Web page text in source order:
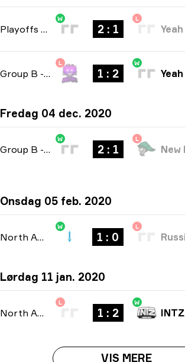
Playoffs bo3
W
2 : 1
L
Yeah
Group B - bo3
L
1 : 2
W
Yeah
Fredag 04 dec. 2020
Group B - bo3
W
2 : 1
L
Onsdag 05 feb. 2020
North America Open Qualifier 2 bo1
W
1 : 0
L
Lørdag 11 jan. 2020
North American Open Qualifier -bo3
L
1 : 2
W
INTZ
VIS MERE